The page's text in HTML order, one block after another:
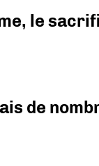
le
de